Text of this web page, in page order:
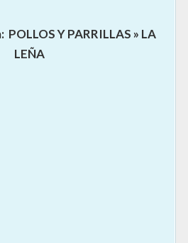
POLLOS Y PARRILLAS » LA
LEÑA